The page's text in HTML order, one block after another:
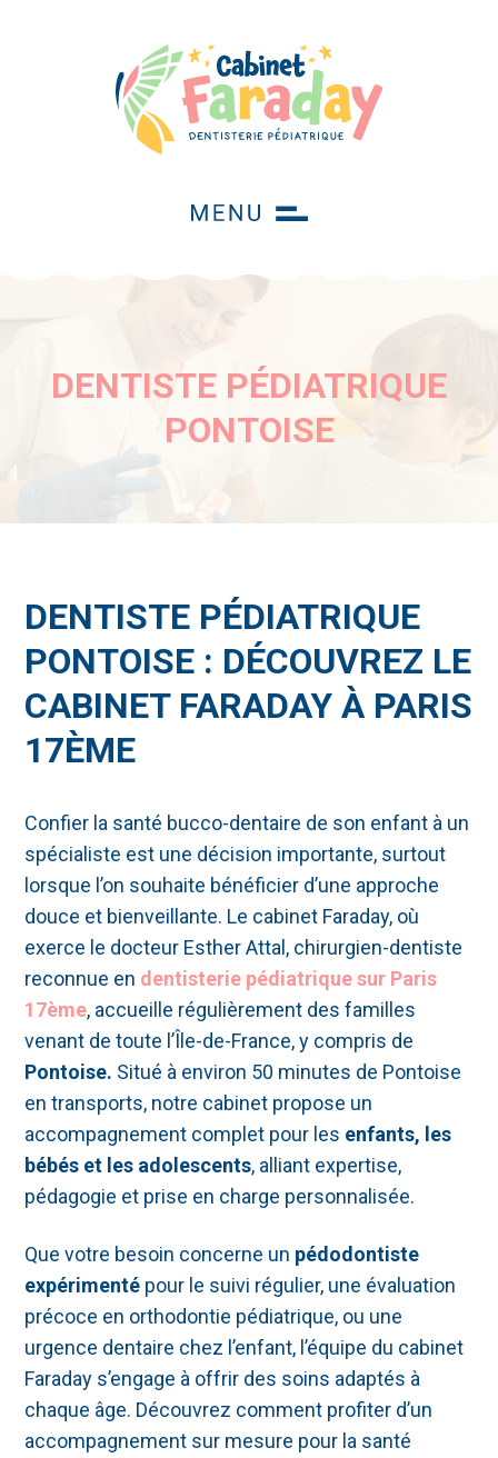
DENTISTE PÉDIATRIQUE
PONTOISE
DENTISTE PÉDIATRIQUE
PONTOISE : DÉCOUVREZ LE
CABINET FARADAY À PARIS
17ÈME
Confier la santé bucco-dentaire de son enfant à un
spécialiste est une décision importante, surtout
lorsque l’on souhaite bénéficier d’une approche
douce et bienveillante. Le cabinet Faraday, où
exerce le docteur Esther Attal, chirurgien-dentiste
reconnue en dentisterie pédiatrique sur Paris
17ème, accueille régulièrement des familles
venant de toute l’Île-de-France, y compris de
Pontoise. Situé à environ 50 minutes de Pontoise
en transports, notre cabinet propose un
accompagnement complet pour les enfants, les
bébés et les adolescents, alliant expertise,
pédagogie et prise en charge personnalisée.
Que votre besoin concerne un pédodontiste
expérimenté pour le suivi régulier, une évaluation
précoce en orthodontie pédiatrique, ou une
urgence dentaire chez l’enfant, l’équipe du cabinet
Faraday s’engage à offrir des soins adaptés à
chaque âge. Découvrez comment profiter d’un
accompagnement sur mesure pour la santé